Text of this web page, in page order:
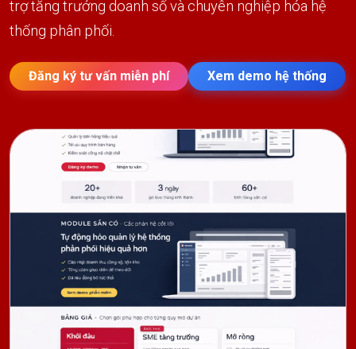
trợ tăng trưởng doanh số và chuyên nghiệp hóa hệ
thống phân phối.
Đăng ký tư vấn miễn phí Xem demo hệ thống